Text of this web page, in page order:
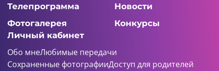
Телепрограмма
Новости
Фотогалерея
Конкурсы
Личный кабинет
Обо мнеЛюбимые передачи
Сохраненные фотографииДоступ для родителей